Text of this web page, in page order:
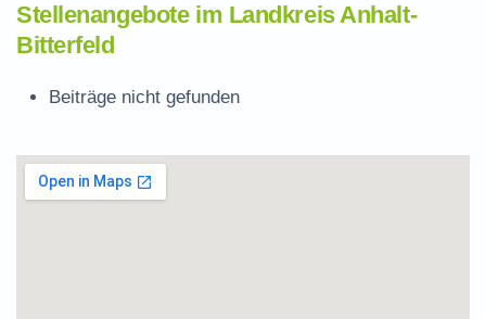
Stellenangebote im Landkreis Anhalt-
Bitterfeld
Beiträge nicht gefunden